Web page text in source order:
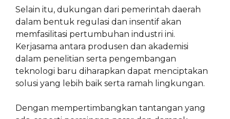
Selain itu, dukungan dari pemerintah daerah
dalam bentuk regulasi dan insentif akan
memfasilitasi pertumbuhan industri ini.
Kerjasama antara produsen dan akademisi
dalam penelitian serta pengembangan
teknologi baru diharapkan dapat menciptakan
solusi yang lebih baik serta ramah lingkungan.
Dengan mempertimbangkan tantangan yang